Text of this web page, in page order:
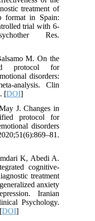
treatment of
format in Spain:
trial with 6-
Res.
M. On the
protocol for
disorders:
analysis. Clin
[DOI
J. Changes in
protocol for
disorders
K, Abedi A.
cognitive-
treatment
anxiety
Iranian
Psychology.
[DOI